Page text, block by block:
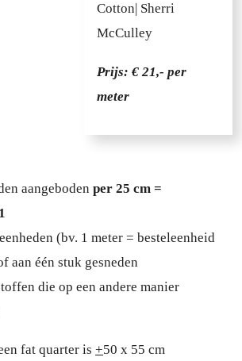
Cotton | Sherri
McCulley
Prijs: € 21,- per
meter
aangeboden per 25 cm =
(bv. 1 meter = besteleenheid
aan één stuk gesneden
die op een andere manier
fat quarter is +50 x 55 cm